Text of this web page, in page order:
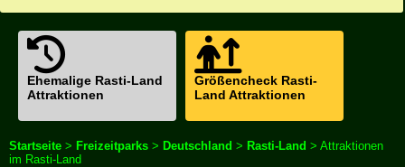
Ehemalige Rasti-Land
Attraktionen
Größencheck Rasti-
Land Attraktionen
Startseite > Freizeitparks > Deutschland > Rasti-Land > Attraktionen
im Rasti-Land